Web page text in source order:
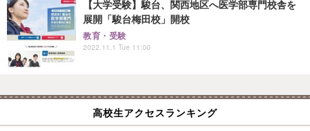
【大学受験】駿台、関西地区へ医学部専門校舎を
展開「駿台梅田校」開校
教育・受験
2022.11.1 Tue 11:00
高校生アクセスランキング